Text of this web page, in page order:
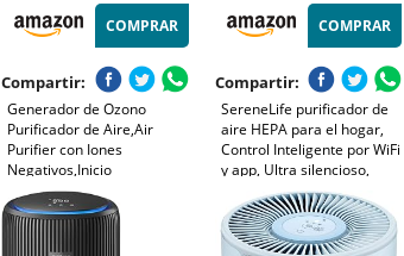
COMPRAR
Compartir:
Generador de Ozono
Purificador de Aire,Air
Purifier con Iones
Negativos,Inicio
Desodorizando
Esterilizador de Ozono Para
BañO,con Casa Nueva,con
Organizador de
COMPRAR
Compartir:
SereneLife purificador de
aire HEPA para el hogar,
Control Inteligente por WiFi
y app, Ultra silencioso,
Elimina polvo, Pelo de
mascotas y olores, Cubre
hasta 167 m²